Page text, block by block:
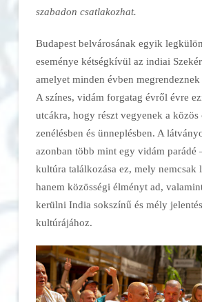
szabadon csatlakozhat.
Budapest belvárosának egyik
eseménye kétségkívül az indiai
amelyet minden évben
A színes, vidám forgatag évről évre
utcákra, hogy részt vegyenek a közös
zenélésben és ünneplésben. A
azonban több mint egy vidám parádé
kultúra találkozása ez, mely nemcsak
hanem közösségi élményt ad,
kerülni India sokszínű és mély
kultúrájához.